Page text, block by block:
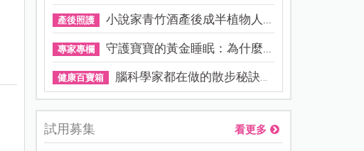
產後照護 小說家青竹酒產後成半植物人...
專家專欄 守護寶寶的黃金睡眠：為什麼...
健康百寶箱 腦科學家都在做的散步秘訣！...
試用募集 看更多